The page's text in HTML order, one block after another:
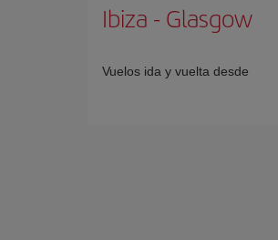
Ibiza - Glasgow
Vuelos ida y vuelta desde